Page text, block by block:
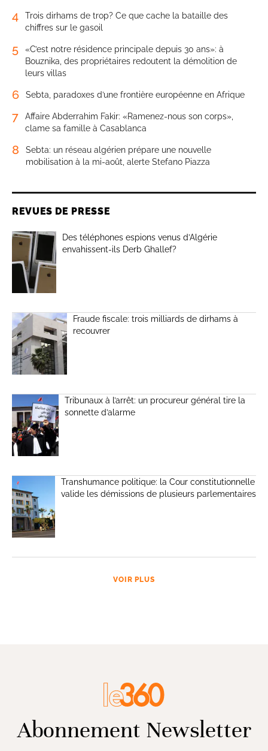
4
Trois dirhams de trop? Ce que cache la bataille des
chiffres sur le gasoil
5
«C’est notre résidence principale depuis 30 ans»: à
Bouznika, des propriétaires redoutent la démolition de
leurs villas
6 Sebta, paradoxes d’une frontière européenne en Afrique
7
Affaire Abderrahim Fakir: «Ramenez-nous son corps»,
clame sa famille à Casablanca
8
Sebta: un réseau algérien prépare une nouvelle
mobilisation à la mi-août, alerte Stefano Piazza
REVUES DE PRESSE
Des téléphones espions venus d’Algérie
envahissent-ils Derb Ghallef?
Fraude fiscale: trois milliards de dirhams à
recouvrer
Tribunaux à l’arrêt: un procureur général tire la
sonnette d’alarme
Transhumance politique: la Cour constitutionnelle
valide les démissions de plusieurs parlementaires
VOIR PLUS
Abonnement Newsletter